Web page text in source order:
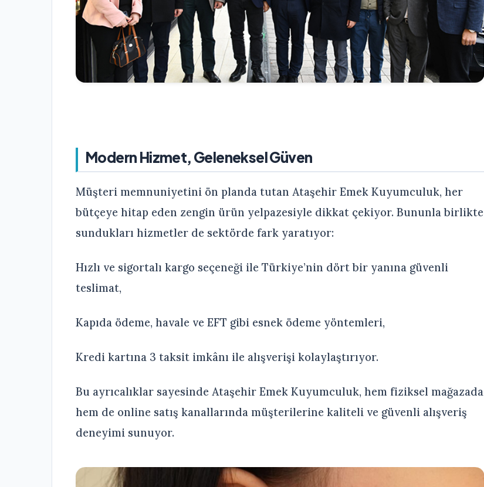
Modern Hizmet, Geleneksel Güven
Müşteri memnuniyetini ön planda tutan Ataşehir Emek Kuyumculuk, her
bütçeye hitap eden zengin ürün yelpazesiyle dikkat çekiyor. Bununla birlikte
sundukları hizmetler de sektörde fark yaratıyor:
Hızlı ve sigortalı kargo seçeneği ile Türkiye’nin dört bir yanına güvenli
teslimat,
Kapıda ödeme, havale ve EFT gibi esnek ödeme yöntemleri,
Kredi kartına 3 taksit imkânı ile alışverişi kolaylaştırıyor.
Bu ayrıcalıklar sayesinde Ataşehir Emek Kuyumculuk, hem fiziksel mağazada
hem de online satış kanallarında müşterilerine kaliteli ve güvenli alışveriş
deneyimi sunuyor.